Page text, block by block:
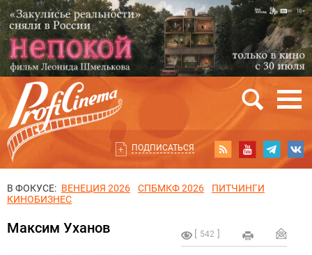
ПОДПИСАТЬСЯ
В ФОКУСЕ: ВЕНЕЦИЯ 2026 СПБМКФ 2026
ПИТЧИНГИ
КИНОБИЗНЕС
542
Максим Уханов